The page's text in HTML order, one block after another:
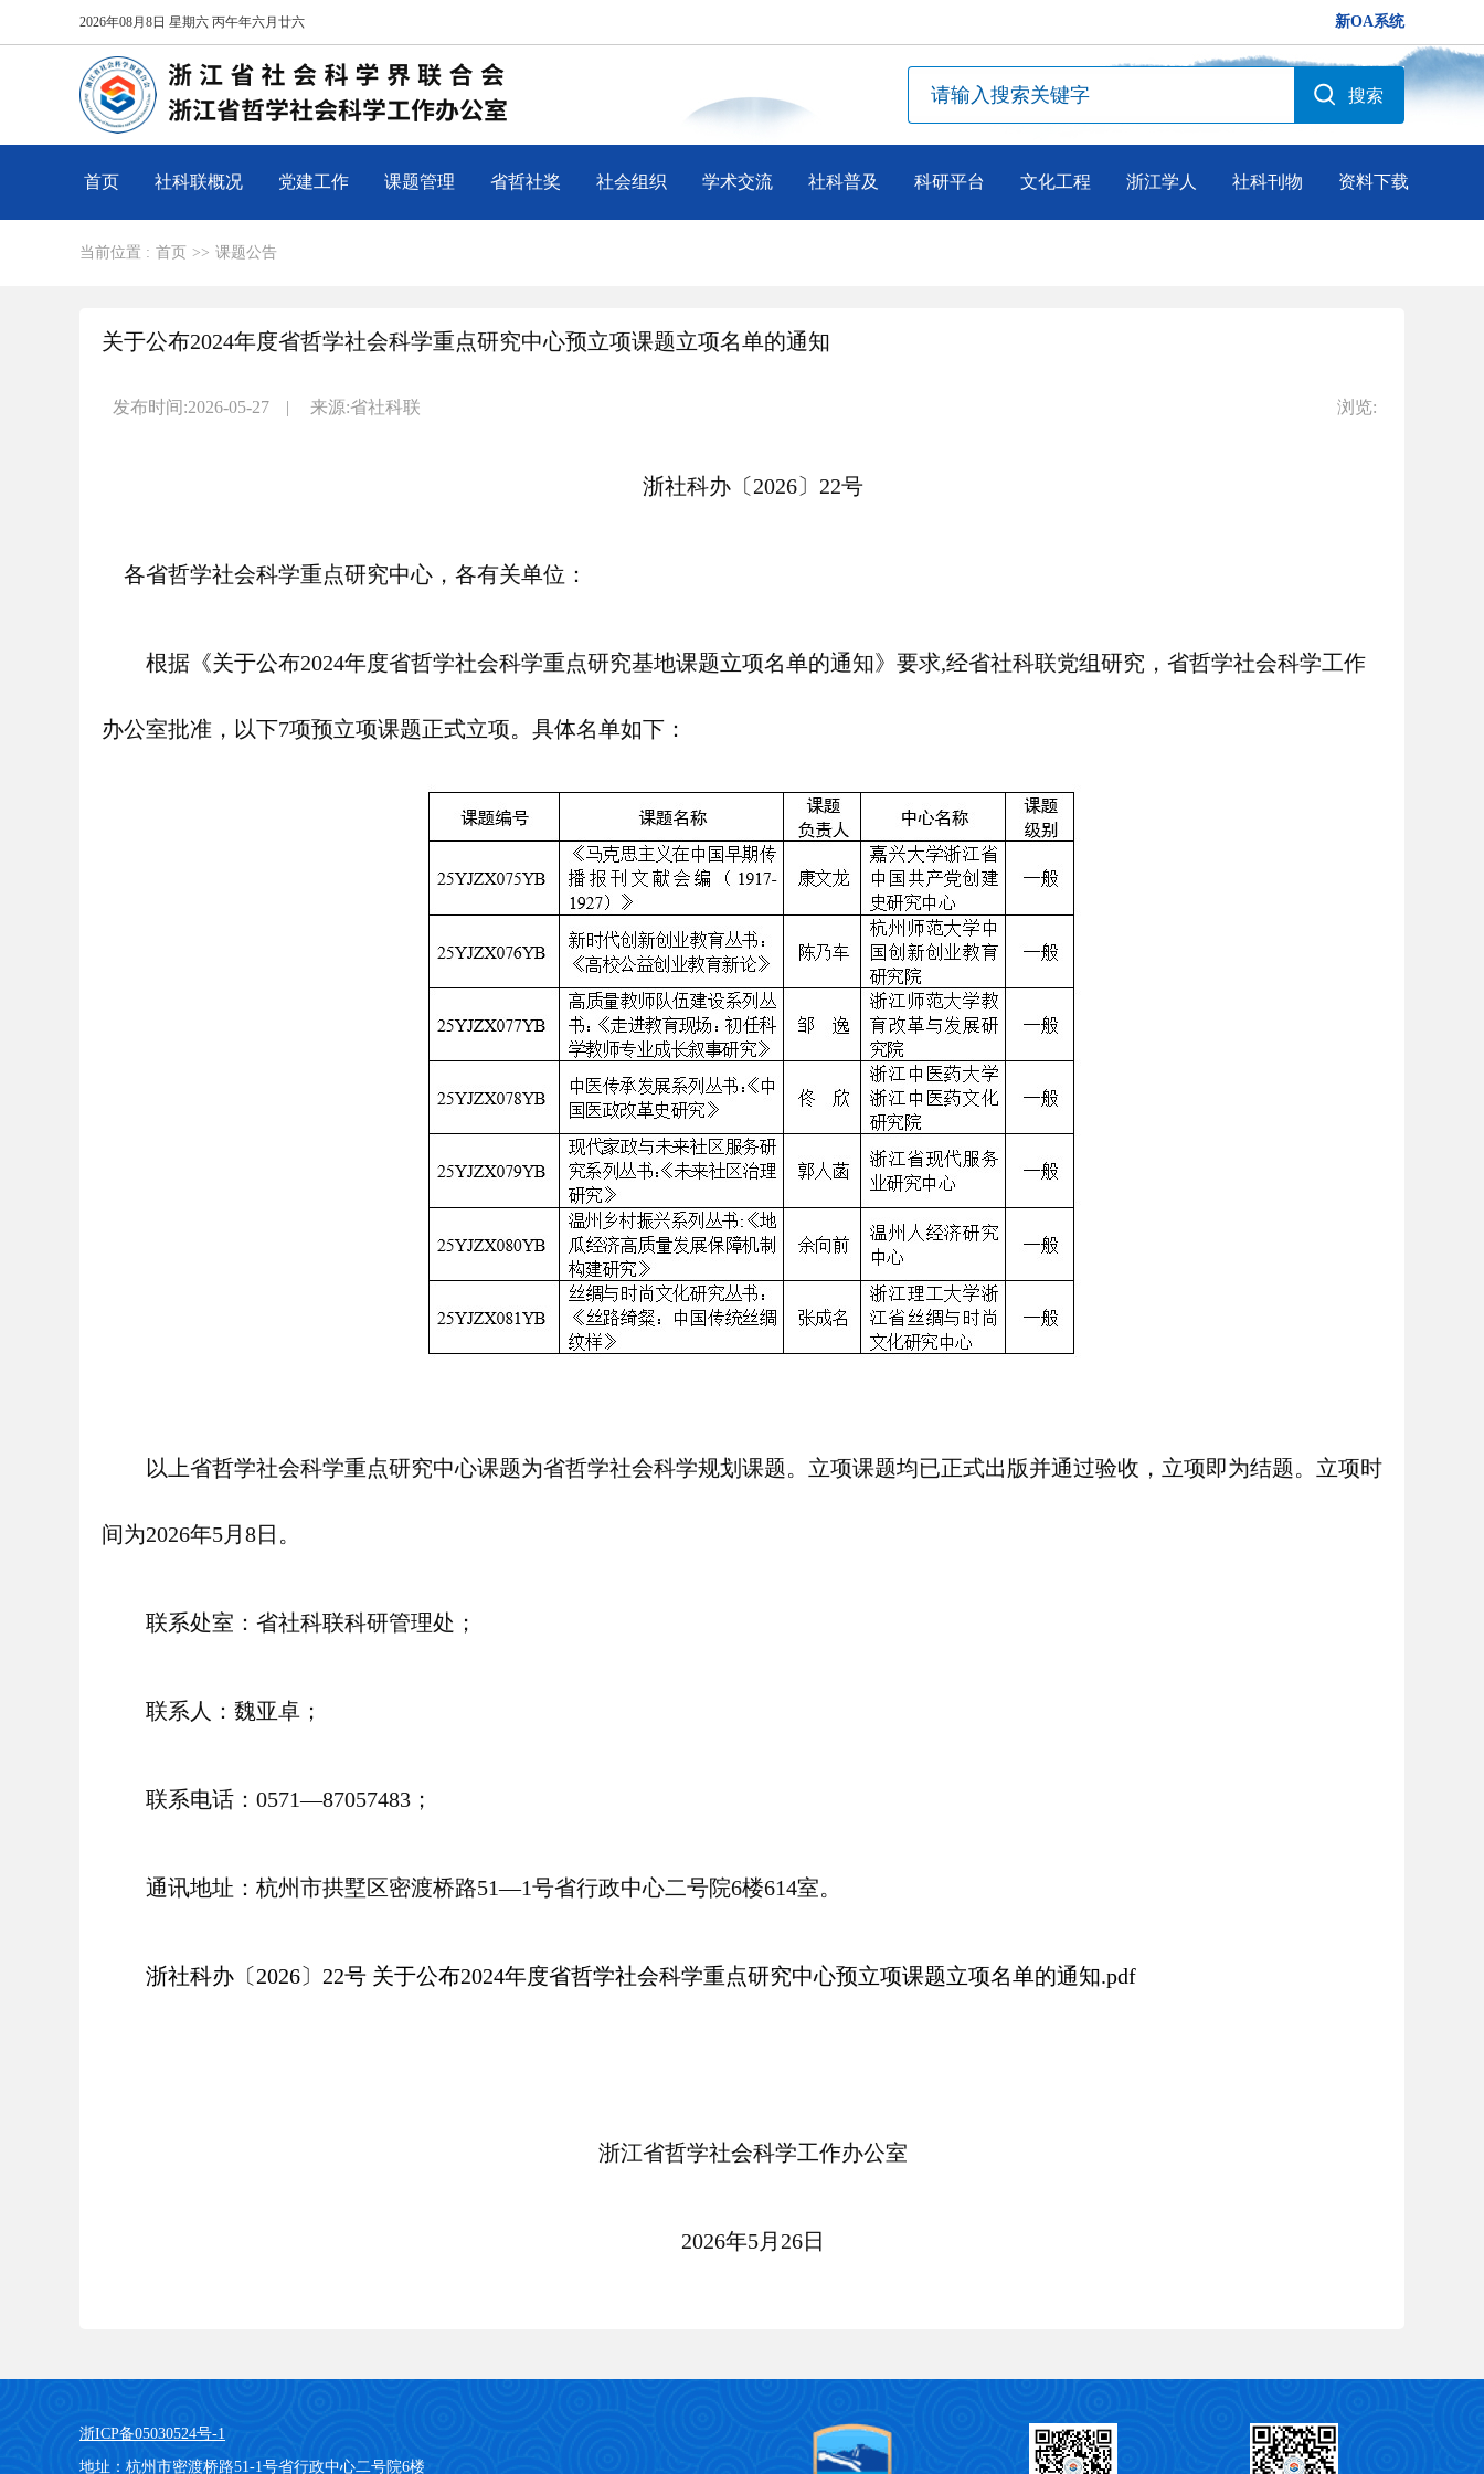
2026年08月8日 星期六 丙午年六月廿六 新OA系统
首页 社科联概况 党建工作 课题管理 省哲社奖 社会组织 学术交流 社科普及 科研平台 文化工程 浙江学人 社科刊物 资料下载
当前位置 : 首页 >> 课题公告
关于公布2024年度省哲学社会科学重点研究中心预立项课题立项名单的通知
发布时间:2026-05-27 | 来源:省社科联 浏览:
浙社科办〔2026〕22号
各省哲学社会科学重点研究中心，各有关单位：
根据《关于公布2024年度省哲学社会科学重点研究基地课题立项名单的通知》要求,经省社科联党组研究，省哲学社会科学工作
办公室批准，以下7项预立项课题正式立项。具体名单如下：
以上省哲学社会科学重点研究中心课题为省哲学社会科学规划课题。立项课题均已正式出版并通过验收，立项即为结题。立项时
间为2026年5月8日。
联系处室：省社科联科研管理处；
联系人：魏亚卓；
联系电话：0571—87057483；
通讯地址：杭州市拱墅区密渡桥路51—1号省行政中心二号院6楼614室。
浙社科办〔2026〕22号 关于公布2024年度省哲学社会科学重点研究中心预立项课题立项名单的通知.pdf
浙江省哲学社会科学工作办公室
2026年5月26日
浙ICP备05030524号-1
地址：杭州市密渡桥路51-1号省行政中心二号院6楼